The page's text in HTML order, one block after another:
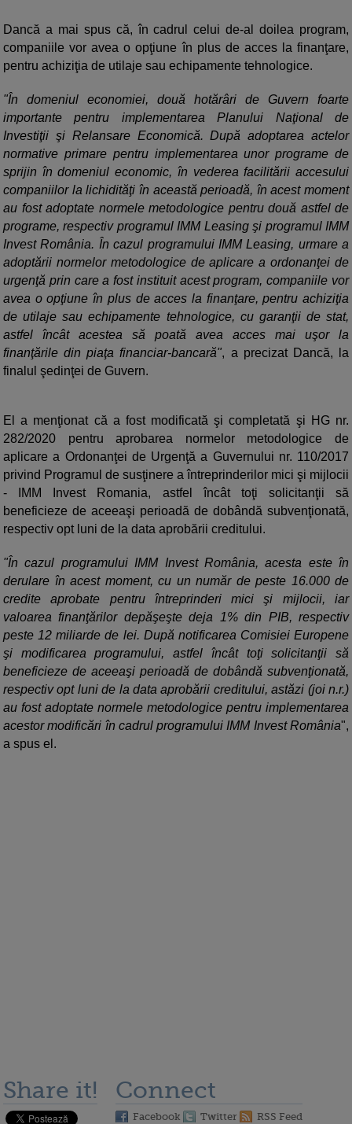
Dancă a mai spus că, în cadrul celui de-al doilea program,
companiile vor avea o opţiune în plus de acces la finanţare,
pentru achiziţia de utilaje sau echipamente tehnologice.
"În domeniul economiei, două hotărâri de Guvern foarte
importante pentru implementarea Planului Naţional de
Investiţii şi Relansare Economică. După adoptarea actelor
normative primare pentru implementarea unor programe de
sprijin în domeniul economic, în vederea facilitării accesului
companiilor la lichidităţi în această perioadă, în acest moment
au fost adoptate normele metodologice pentru două astfel de
programe, respectiv programul IMM Leasing şi programul IMM
Invest România. În cazul programului IMM Leasing, urmare a
adoptării normelor metodologice de aplicare a ordonanţei de
urgenţă prin care a fost instituit acest program, companiile vor
avea o opţiune în plus de acces la finanţare, pentru achiziţia
de utilaje sau echipamente tehnologice, cu garanţii de stat,
astfel încât acestea să poată avea acces mai uşor la
finanţările din piaţa financiar-bancară", a precizat Dancă, la
finalul şedinţei de Guvern.
El a menţionat că a fost modificată şi completată şi HG nr.
282/2020 pentru aprobarea normelor metodologice de
aplicare a Ordonanţei de Urgenţă a Guvernului nr. 110/2017
privind Programul de susţinere a întreprinderilor mici şi mijlocii
- IMM Invest Romania, astfel încât toţi solicitanţii să
beneficieze de aceeaşi perioadă de dobândă subvenţionată,
respectiv opt luni de la data aprobării creditului.
"În cazul programului IMM Invest România, acesta este în
derulare în acest moment, cu un număr de peste 16.000 de
credite aprobate pentru întreprinderi mici şi mijlocii, iar
valoarea finanţărilor depăşeşte deja 1% din PIB, respectiv
peste 12 miliarde de lei. După notificarea Comisiei Europene
şi modificarea programului, astfel încât toţi solicitanţii să
beneficieze de aceeaşi perioadă de dobândă subvenţionată,
respectiv opt luni de la data aprobării creditului, astăzi (joi n.r.)
au fost adoptate normele metodologice pentru implementarea
acestor modificări în cadrul programului IMM Invest România",
a spus el.
Share it! Connect
Facebook Twitter RSS Feed